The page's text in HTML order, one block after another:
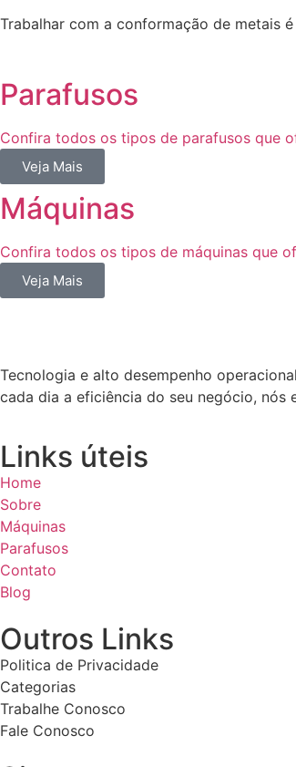
Trabalhar com a conformação de metais
Parafusos
Confira todos os tipos de parafusos que
Veja Mais
Máquinas
Confira todos os tipos de máquinas que
Veja Mais
Tecnologia e alto desempenho
cada dia a eficiência do seu negócio, nós
Links úteis
Home
Sobre
Máquinas
Parafusos
Contato
Blog
Outros Links
Politica de Privacidade
Categorias
Trabalhe Conosco
Fale Conosco